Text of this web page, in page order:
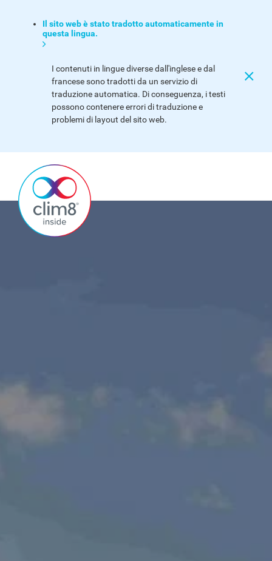
Il sito web è stato tradotto automaticamente in
questa lingua.
I contenuti in lingue diverse dall'inglese e dal
francese sono tradotti da un servizio di
traduzione automatica. Di conseguenza, i testi
possono contenere errori di traduzione e
problemi di layout del sito web.